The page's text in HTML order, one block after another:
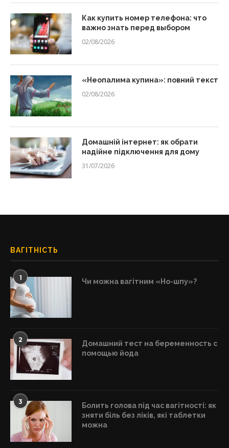
Как купить номер телефона: что
важно знать перед выбором
02/08/2026
«Неопалима купина»: повний текст
02/08/2026
Домашній інтернет: як обрати
надійне підключення для дому
31/07/2026
ВАГІТНІСТЬ
1 Чи можна вагітним «Но-шпу»?
2
Домашний тест на беременность с
помощью йода
3
Болить голова під час вагітності: як
зняти біль без ліків, які таблетки
можна